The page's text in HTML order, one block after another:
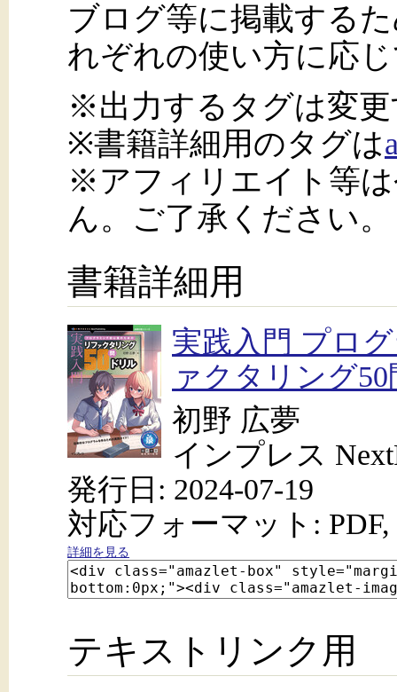
ブログ等に掲載する
れぞれの使い方に応
※出力するタグは変
※書籍詳細用のタグは
※アフィリエイト等
ん。ご了承ください。
書籍詳細用
実践入門 プロ
ァクタリング
初野 広夢
インプレス
発行日: 2024-07-19
対応フォーマット: PDF,
詳細を見る
テキストリンク用